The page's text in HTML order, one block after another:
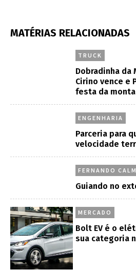
MATÉRIAS RELACIONADAS
TRUCK
Dobradinha da
Cirino vence e
festa da
ENGENHARIA
Parceria para
velocidade
FERNANDO
Guiando no
MERCADO
Bolt EV é o
sua categoria